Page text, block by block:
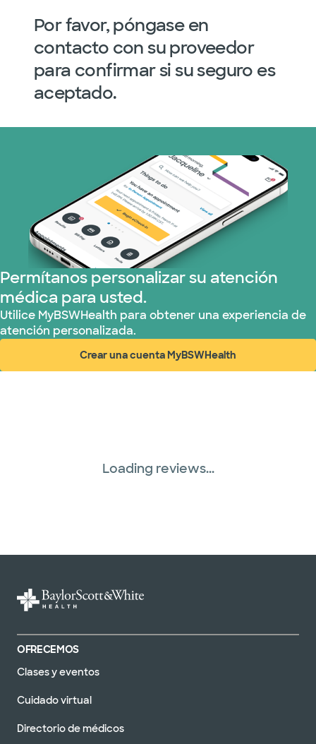
Por favor, póngase en
contacto con su proveedor
para confirmar si su seguro es
aceptado.
Permítanos personalizar su atención
médica para usted.
Utilice MyBSWHealth para obtener una experiencia de
atención personalizada.
Crear una cuenta MyBSWHealth
(abre en ventana nueva)
Loading reviews...
OFRECEMOS
Clases y eventos
Cuidado virtual
Directorio de médicos